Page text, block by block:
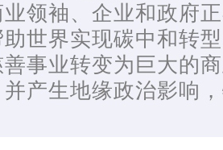
领袖、企业和政府
世界实现碳中和转
事业转变为巨大的
产生地缘政治影响